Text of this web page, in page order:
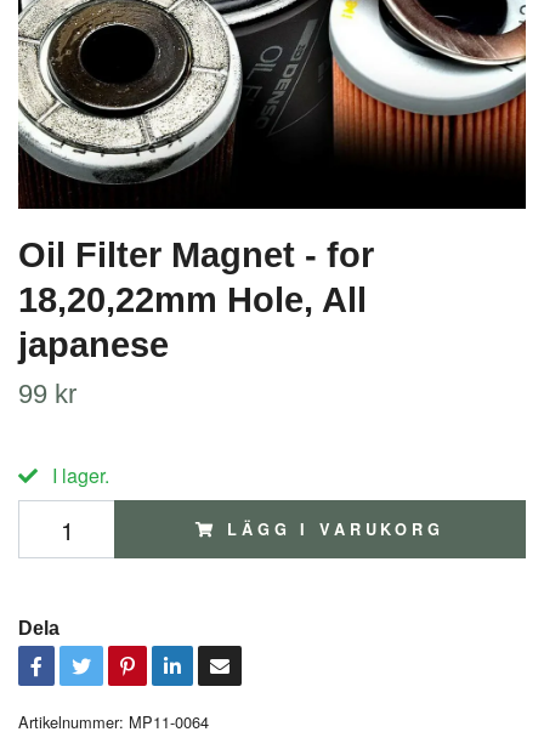
Oil Filter Magnet - for
18,20,22mm Hole, All
japanese
99 kr
I lager.
LÄGG I VARUKORG
Dela
Artikelnummer: MP11-0064